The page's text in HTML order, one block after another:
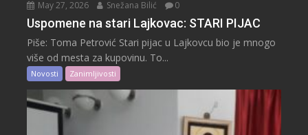
May 27, 2026 Snežana Bilić 0
Uspomene na stari Lajkovac: STARI PIJAC
Piše: Toma Petrović Stari pijac u Lajkovcu bio je mnogo
više od mesta za kupovinu. To...
Novosti Zanimljivosti